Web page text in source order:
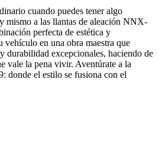
cuando puedes tener algo
mismo a las llantas de aleación NNX-
perfecta de estética y
vehículo en una obra maestra que
durabilidad excepcionales, haciendo de
vale la pena vivir. Aventúrate a la
donde el estilo se fusiona con el